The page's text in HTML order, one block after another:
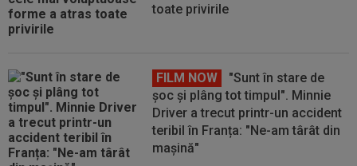
toate privirile
FILM NOW
"Sunt în stare de
șoc și plâng tot timpul". Minnie
Driver a trecut printr-un accident
teribil în Franța: "Ne-am târât din
mașină"